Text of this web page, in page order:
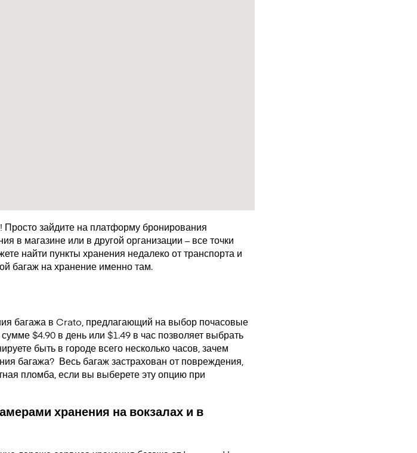
зайдите на платформу бронирования
в магазине или в другой организации – все точки
найти пункты хранения недалеко от транспорта и
багаж на хранение именно там.
багажа в Crato, предлагающий на выбор почасовые
$4.90 в день или $1.49 в час позволяет выбрать
быть в городе всего несколько часов, зачем
багажа? Весь багаж застрахован от повреждения,
пломба, если вы выберете эту опцию при
хранения на вокзалах и в